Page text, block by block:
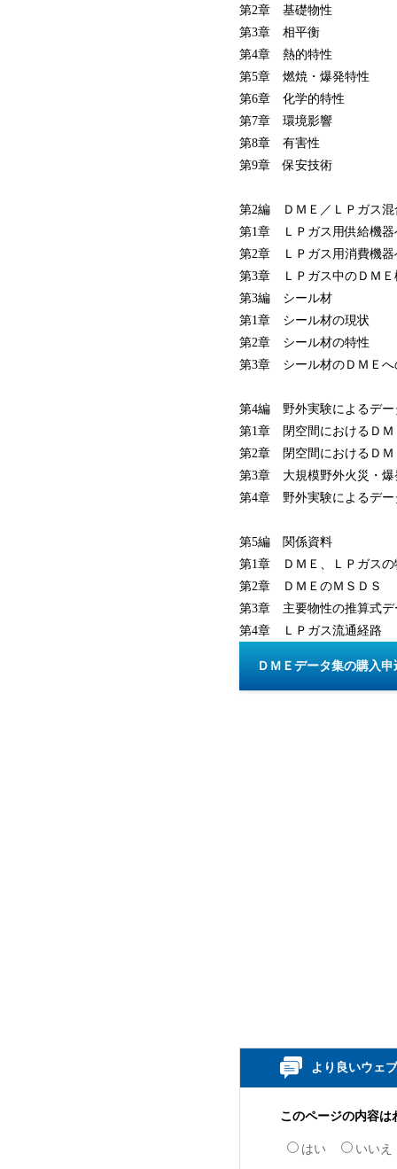
第2章 基礎物性
第3章 相平衡
第4章 熱的特性
第5章 燃焼・爆発特性
第6章 化学的特性
第7章 環境影響
第8章 有害性
第9章 保安技術
第2編 ＤＭＥ／ＬＰガス混
第1章 ＬＰガス用供給機器
第2章 ＬＰガス用消費機器
第3章 ＬＰガス中のＤＭＥ
第3編 シール材
第1章 シール材の現状
第2章 シール材の特性
第3章 シール材のＤＭＥへ
第4編 野外実験によるデー
第1章 閉空間におけるＤＭ
第2章 閉空間におけるＤＭ
第3章 大規模野外火災・爆
第4章 野外実験によるデー
第5編 関係資料
第1章 ＤＭＥ、ＬＰガスの
第2章 ＤＭＥのＭＳＤＳ
第3章 主要物性の推算式デ
第4章 ＬＰガス流通経路
ＤＭＥデータ集の購入
より良いウェ
このページの内容は
はい いいえ